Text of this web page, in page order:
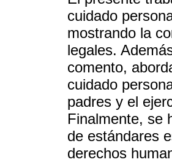
cuidado
mostrando la
legales.
comento,
cuidado
padres y el
Finalmente, se
de estándares
derechos